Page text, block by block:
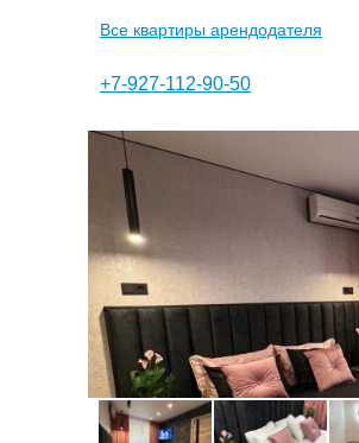
Все квартиры арендодателя
+7-927-112-90-50